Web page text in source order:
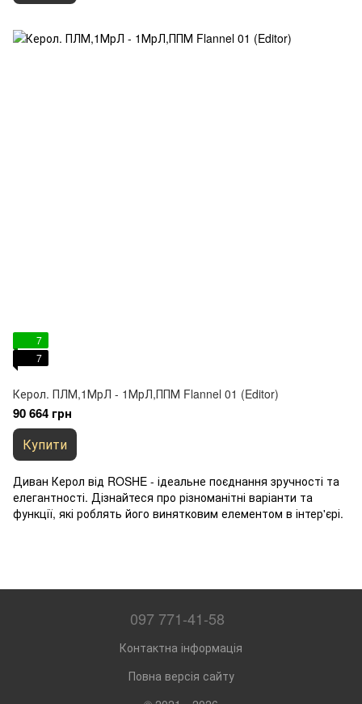
7
7
Керол. ПЛМ,1МрЛ - 1МрЛ,ППМ Flannel 01 (Editor)
90 664 грн
Купити
Диван Керол від ROSHE - ідеальне поєднання зручності та
елегантності. Дізнайтеся про різноманітні варіанти та
функції, які роблять його винятковим елементом в інтер'єрі.
097 771-41-58
Контактна інформація
Повна версія сайту